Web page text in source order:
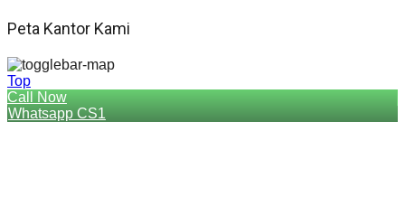
Peta Kantor Kami
Top
Call Now
Whatsapp CS1